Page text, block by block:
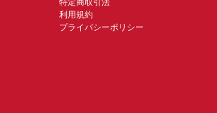
利用規約
プライバシーポリシー